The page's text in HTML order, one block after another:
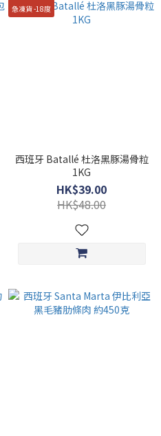
急凍貨 -18度
西班牙 Batallé 杜洛黑豚湯骨粒
1KG
HK$39.00
HK$48.00